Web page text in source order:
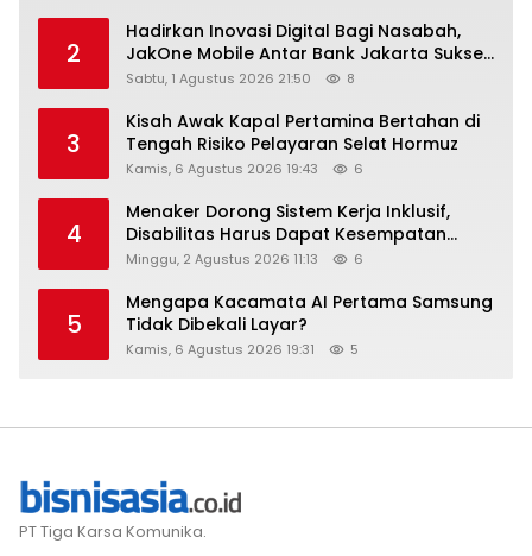
2
Hadirkan Inovasi Digital Bagi Nasabah,
JakOne Mobile Antar Bank Jakarta Sukses
Raih Digital Excellence Awards 2026
Sabtu, 1 Agustus 2026 21:50 8
3
Kisah Awak Kapal Pertamina Bertahan di
Tengah Risiko Pelayaran Selat Hormuz
Kamis, 6 Agustus 2026 19:43 6
4
Menaker Dorong Sistem Kerja Inklusif,
Disabilitas Harus Dapat Kesempatan
Setara
Minggu, 2 Agustus 2026 11:13 6
5
Mengapa Kacamata AI Pertama Samsung
Tidak Dibekali Layar?
Kamis, 6 Agustus 2026 19:31 5
PT Tiga Karsa Komunika.